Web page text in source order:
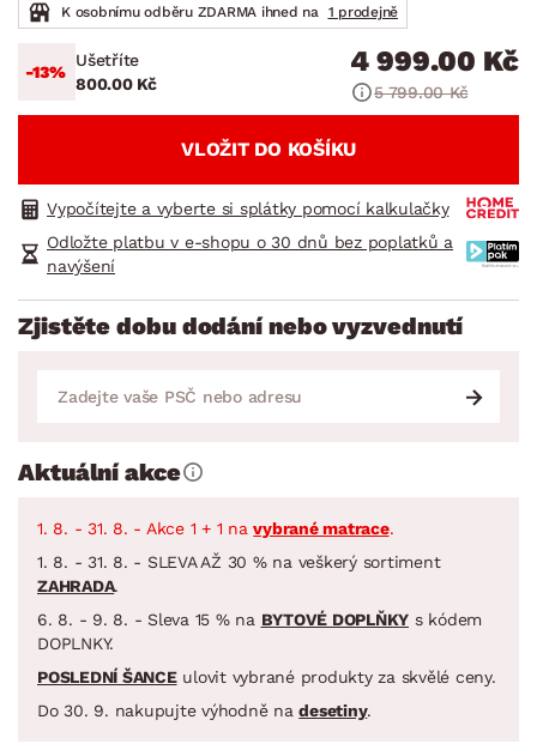
K osobnímu odběru ZDARMA ihned na
1 prodejně
-13%
Ušetříte
800.00 Kč
4 999.00 Kč
5 799.00 Kč
VLOŽIT DO KOŠÍKU
Vypočítejte a vyberte si splátky pomocí kalkulačky
Odložte platbu v e-shopu o 30 dnů bez poplatků a
navýšení
Zjistěte dobu dodání nebo vyzvednutí
Aktuální akce
1. 8. - 31. 8. - Akce 1 + 1 navybrané matrace.
1. 8. - 31. 8. - SLEVA AŽ 30 % na veškerý sortiment
ZAHRADA.
6. 8. - 9. 8. - Sleva 15 % na BYTOVÉ DOPLŇKY s kódem
DOPLNKY.
POSLEDNÍ ŠANCEulovit vybrané produkty za skvělé ceny.
Do 30. 9. nakupujte výhodně nadesetiny.